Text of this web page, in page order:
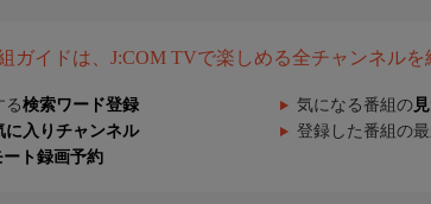
ガイドは、J:COM TVで楽しめる全チャンネルを
る検索ワード登録 気になる番組の
に入りチャンネル 登録した番組の
ート録画予約